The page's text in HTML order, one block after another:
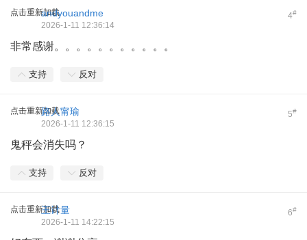
点击重新加载 4#
andyouandme
2026-1-11 12:36:14
非常感谢。。。。。。。。。。。
支持 反对
点击重新加载 5#
路人甯瑜
2026-1-11 12:36:15
鬼秤会消失吗？
支持 反对
点击重新加载 6#
王计量
2026-1-11 14:22:15